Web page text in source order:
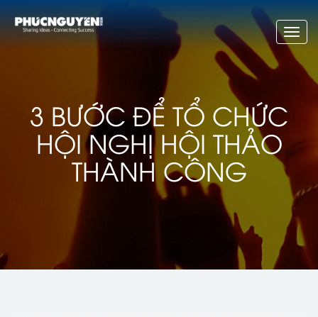
3 BƯỚC ĐỂ TỔ CHỨC
HỘI NGHỊ HỘI THẢO
THÀNH CÔNG